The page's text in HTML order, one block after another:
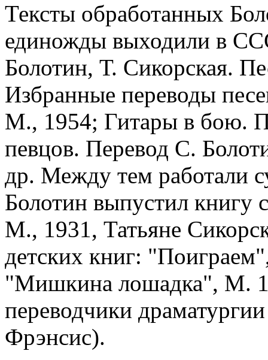
Тексты обработанных
единожды выходили в
Болотин, Т. Сикорская.
Избранные переводы
М., 1954; Гитары в бою.
певцов. Перевод С.
др. Между тем работали
Болотин выпустил
М., 1931, Татьяне
детских книг:
"Мишкина лошадка", М.
переводчики
Фрэнсис).